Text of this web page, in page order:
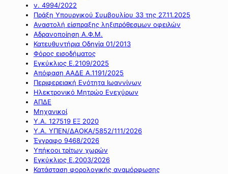
ν. 4994/2022
Πράξη Υπουργικού Συμβουλίου 33 της 27.11.2025
Αναστολή είσπραξης ληξιπρόθεσμων οφειλών
Αδρανοποίηση Α.Φ.Μ.
Κατευθυντήρια Οδηγία 01/2013
Φόρος εισοδήματος
Εγκύκλιος Ε.2109/2025
Απόφαση ΑΑΔΕ Α.1191/2025
Περιφερειακή Ενότητα Ιωαννίνων
Ηλεκτρονικό Μητρώο Ενεχύρων
ΑΠΔΕ
Μηχανικοί
Υ.Α. 127519 ΕΞ 2020
Υ.Α. ΥΠΕΝ/ΔΑΟΚΑ/5852/111/2026
Έγγραφο 9468/2026
Υπήκοοι τρίτων χωρών
Εγκύκλιος Ε.2003/2026
Κατάσταση φορολογικής αναμόρφωσης